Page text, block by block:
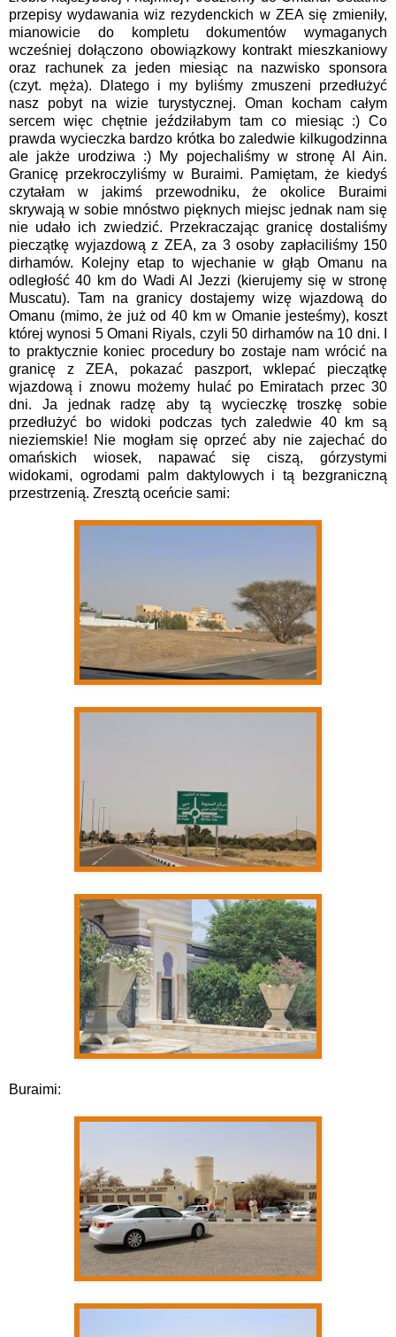
przepisy wydawania wiz rezydenckich w ZEA się zmieniły,
mianowicie do kompletu dokumentów wymaganych
wcześniej dołączono obowiązkowy kontrakt mieszkaniowy
oraz rachunek za jeden miesiąc na nazwisko sponsora
(czyt. męża). Dlatego i my byliśmy zmuszeni przedłużyć
nasz pobyt na wizie turystycznej. Oman kocham całym
sercem więc chętnie jeździłabym tam co miesiąc :) Co
prawda wycieczka bardzo krótka bo zaledwie kilkugodzinna
ale jakże urodziwa :) My pojechaliśmy w stronę Al Ain.
Granicę przekroczyliśmy w Buraimi. Pamiętam, że kiedyś
czytałam w jakimś przewodniku, że okolice Buraimi
skrywają w sobie mnóstwo pięknych miejsc jednak nam się
nie udało ich zwiedzić. Przekraczając granicę dostaliśmy
pieczątkę wyjazdową z ZEA, za 3 osoby zapłaciliśmy 150
dirhamów. Kolejny etap to wjechanie w głąb Omanu na
odległość 40 km do Wadi Al Jezzi (kierujemy się w stronę
Muscatu). Tam na granicy dostajemy wizę wjazdową do
Omanu (mimo, że już od 40 km w Omanie jesteśmy), koszt
której wynosi 5 Omani Riyals, czyli 50 dirhamów na 10 dni. I
to praktycznie koniec procedury bo zostaje nam wrócić na
granicę z ZEA, pokazać paszport, wklepać pieczątkę
wjazdową i znowu możemy hulać po Emiratach przec 30
dni. Ja jednak radzę aby tą wycieczkę troszkę sobie
przedłużyć bo widoki podczas tych zaledwie 40 km są
nieziemskie! Nie mogłam się oprzeć aby nie zajechać do
omańskich wiosek, napawać się ciszą, górzystymi
widokami, ogrodami palm daktylowych i tą bezgraniczną
przestrzenią. Zresztą oceńcie sami:
Buraimi: